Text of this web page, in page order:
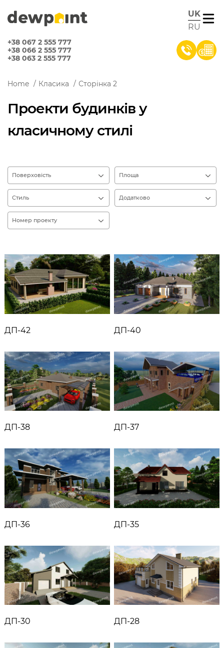
+38 067 2 555 777
+38 066 2 555 777
+38 063 2 555 777
UK
RU
Home / Класика / Сторінка 2
Проекти будинків у
класичному стилі
Поверховість Площа
Стиль Додатково
Номер проекту
ДП-42 ДП-40
ДП-38 ДП-37
ДП-36 ДП-35
ДП-30 ДП-28